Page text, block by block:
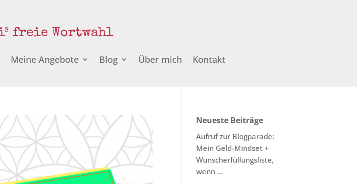
Meine Angebote Blog Über mich Kontakt
Neueste Beiträge
Aufruf zur Blogparade:
Mein Geld-Mindset +
Wunscherfüllungsliste,
wenn …